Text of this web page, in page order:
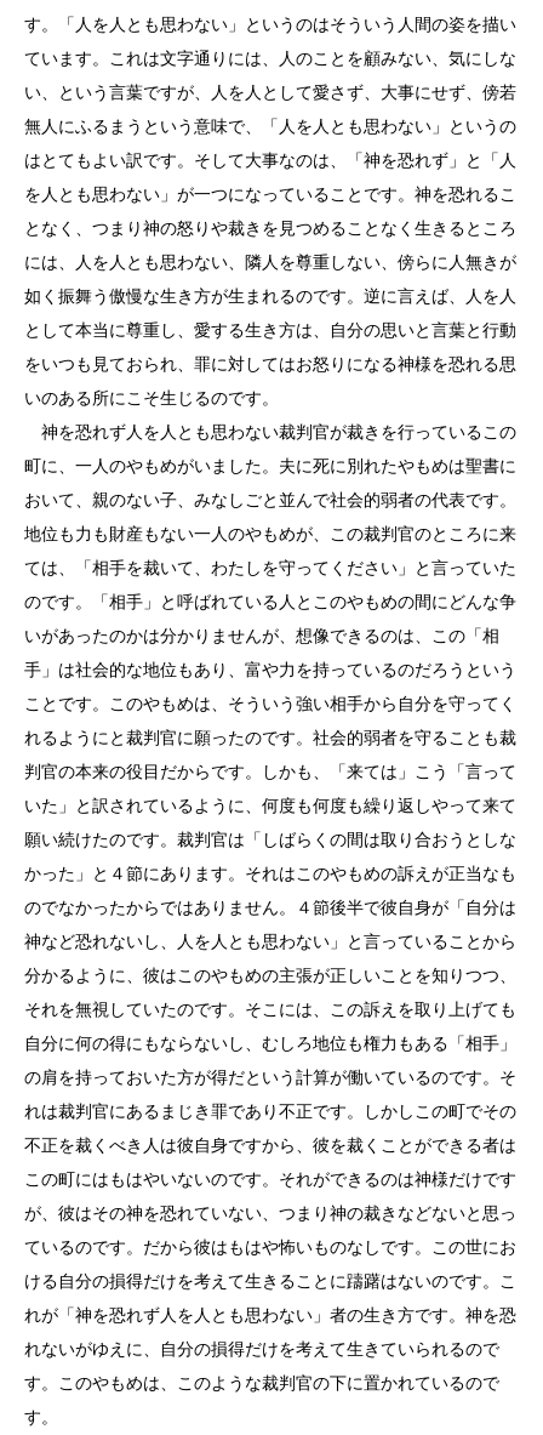
す。「人を人とも思わない」というのはそういう人間の姿を描い
ています。これは文字通りには、人のことを顧みない、気にしな
い、という言葉ですが、人を人として愛さず、大事にせず、傍若
無人にふるまうという意味で、「人を人とも思わない」というの
はとてもよい訳です。そして大事なのは、「神を恐れず」と「人
を人とも思わない」が一つになっていることです。神を恐れるこ
となく、つまり神の怒りや裁きを見つめることなく生きるところ
には、人を人とも思わない、隣人を尊重しない、傍らに人無きが
如く振舞う傲慢な生き方が生まれるのです。逆に言えば、人を人
として本当に尊重し、愛する生き方は、自分の思いと言葉と行動
をいつも見ておられ、罪に対してはお怒りになる神様を恐れる思
いのある所にこそ生じるのです。
神を恐れず人を人とも思わない裁判官が裁きを行っているこの
町に、一人のやもめがいました。夫に死に別れたやもめは聖書に
おいて、親のない子、みなしごと並んで社会的弱者の代表です。
地位も力も財産もない一人のやもめが、この裁判官のところに来
ては、「相手を裁いて、わたしを守ってください」と言っていた
のです。「相手」と呼ばれている人とこのやもめの間にどんな争
いがあったのかは分かりませんが、想像できるのは、この「相
手」は社会的な地位もあり、富や力を持っているのだろうという
ことです。このやもめは、そういう強い相手から自分を守ってく
れるようにと裁判官に願ったのです。社会的弱者を守ることも裁
判官の本来の役目だからです。しかも、「来ては」こう「言って
いた」と訳されているように、何度も何度も繰り返しやって来て
願い続けたのです。裁判官は「しばらくの間は取り合おうとしな
かった」と４節にあります。それはこのやもめの訴えが正当なも
のでなかったからではありません。４節後半で彼自身が「自分は
神など恐れないし、人を人とも思わない」と言っていることから
分かるように、彼はこのやもめの主張が正しいことを知りつつ、
それを無視していたのです。そこには、この訴えを取り上げても
自分に何の得にもならないし、むしろ地位も権力もある「相手」
の肩を持っておいた方が得だという計算が働いているのです。そ
れは裁判官にあるまじき罪であり不正です。しかしこの町でその
不正を裁くべき人は彼自身ですから、彼を裁くことができる者は
この町にはもはやいないのです。それができるのは神様だけです
が、彼はその神を恐れていない、つまり神の裁きなどないと思っ
ているのです。だから彼はもはや怖いものなしです。この世にお
ける自分の損得だけを考えて生きることに躊躇はないのです。こ
れが「神を恐れず人を人とも思わない」者の生き方です。神を恐
れないがゆえに、自分の損得だけを考えて生きていられるので
す。このやもめは、このような裁判官の下に置かれているので
す。